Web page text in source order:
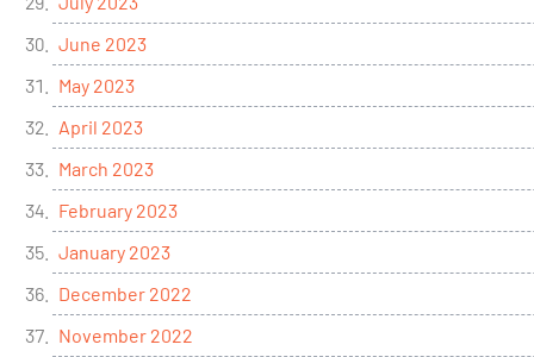
June 2023
May 2023
April 2023
March 2023
February 2023
January 2023
December 2022
November 2022